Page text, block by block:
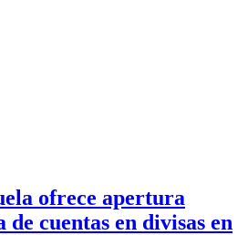
ofrece apertura
cuentas en divisas en